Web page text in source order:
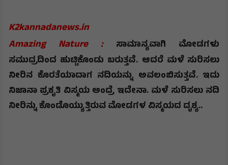
K2kannadanews.in
Amazing Nature :
ಸಾಮಾನ್ಯವಾಗಿ ಮೋಡಗಳು
ಸಮುದ್ರದಿಂದ ಹುಟ್ಟಿಕೊಂಡು ಬರುತ್ತವೆ. ಆದರೆ ಮಳೆ ಸುರಿಸಲು
ನೀರಿನ ಕೊರತೆಯಾದಾಗ ನದಿಯನ್ನು ಅವಲಂಬಿಸುತ್ತವೆ. ಇದು
ನಿಜಾನಾ ಪ್ರಕೃತಿ ವಿಸ್ಮಯ ಅಂದ್ರೆ ಇದೇನಾ. ಮಳೆ ಸುರಿಸಲು ನದಿ
ನೀರಿನ್ನು ಕೊಂಡೊಯ್ಯುತ್ತಿರುವ ಮೋಡಗಳ ವಿಸ್ಮಯದ ದೃಶ್ಯ..